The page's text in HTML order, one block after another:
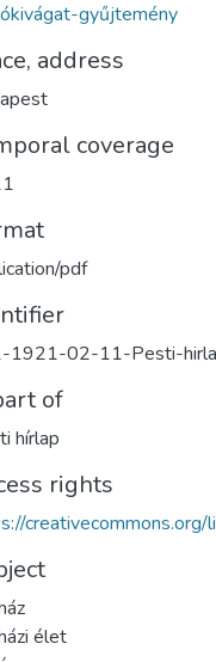
gyűjtemény
address
coverage
pdf
1921-02-11-Pesti-
of
hírlap
rights
élet